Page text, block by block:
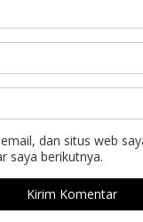
dan situs web
saya berikutnya.